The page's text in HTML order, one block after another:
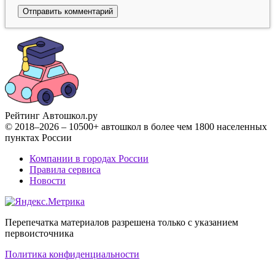
Рейтинг Автошкол.ру
© 2018–2026 – 10500+ автошкол в более чем 1800 населенных
пунктах России
Компании в городах России
Правила сервиса
Новости
Перепечатка материалов разрешена только с указанием
первоисточника
Политика конфиденциальности